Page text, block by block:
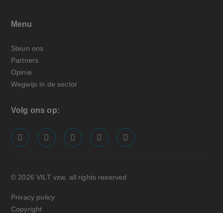
Menu
Steun ons
Partners
Opinie
Wegwijs in de sector
Volg ons op:
screenreader.visit us on our facebook page: https://
screenreader.visit us on our linkedin page:
screenreader.visit us on our
screenreader.visit us on our x
screenreader.visit us on
© 2026 VILT vzw, all rights reserved
Privacy policy
Copyright